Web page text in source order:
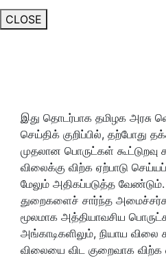
CLOSE
இது தொடர்பாக தமிழக அரசு
செய்திக் குறிப்பில், தற்போது
முதலான பொருட்கள்
விலைக்கு விற்க ஏற்பாடு
மேலும் அதிகப்படுத்த
துறைகளைச் சார்ந்த
மூலமாக அத்தியாவசிய
அங்காடிகளிலும், நியாய
விலையை விட குறைவாக விற்க